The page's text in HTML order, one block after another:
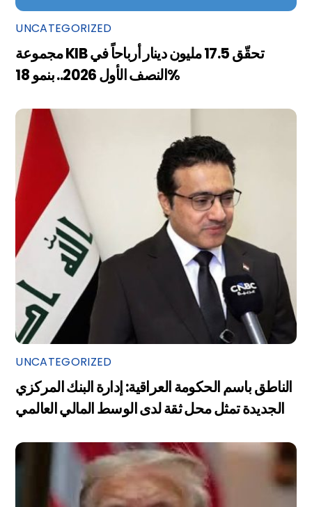
UNCATEGORIZED
مجموعة KIB تحقّق 17.5 مليون دينار أرباحاً في
النصف الأول 2026.. بنمو 18%
UNCATEGORIZED
الناطق باسم الحكومة العراقية: إدارة البنك المركزي
الجديدة تمثل محل ثقة لدى الوسط المالي العالمي